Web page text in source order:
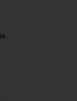
МИНИ ПЛАТЬЕ ИЗ